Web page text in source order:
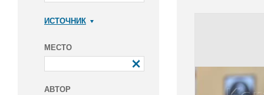
ИСТОЧНИК
МЕСТО
АВТОР